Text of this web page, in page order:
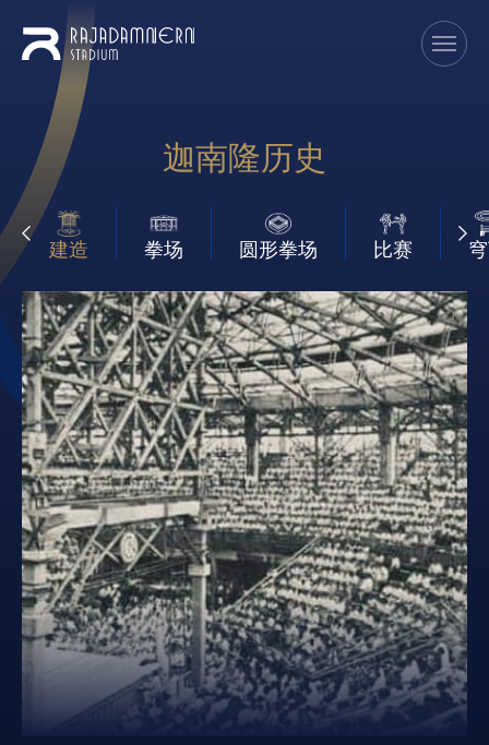
迦南隆历史
建造 拳场 圆形拳场 比赛